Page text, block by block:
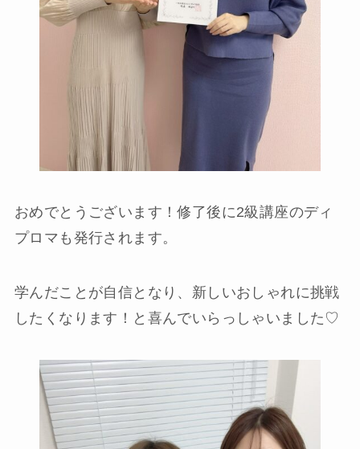
おめでとうございます！修了後に2級講座のディ
プロマも発行されます。
学んだことが自信となり、新しいおしゃれに挑戦
したくなります！と喜んでいらっしゃいました♡